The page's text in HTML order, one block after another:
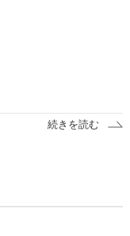
続きを読む